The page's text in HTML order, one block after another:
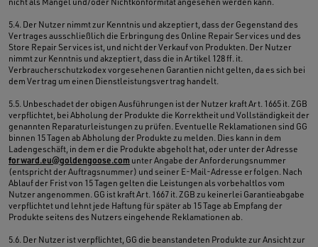
5.4. Der Nutzer nimmt zur Kenntnis und akzeptiert, dass der Gegenstand des
Vertrages ausschließlich die Erbringung des Online Repair Services und des
Store Repair Services ist, und nicht der Verkauf von Produkten. Der Nutzer
nimmt zur Kenntnis und akzeptiert, dass die in Artikel 128 ff. it.
Verbraucherschutzkodex vorgesehenen Garantien nicht gelten, da es sich bei
dem Vertrag um einen Dienstleistungsvertrag handelt.
5.5. Unbeschadet der obigen Ausführungen ist der Nutzer kraft Art. 1665 it. ZGB
verpflichtet, bei Abholung der Produkte die Korrektheit und Vollständigkeit der
genannten Reparaturleistungen zu prüfen. Eventuelle Reklamationen sind GG
binnen 15 Tagen ab Abholung der Produkte zu melden. Dies kann in dem
Ladengeschäft, in dem er die Produkte abgeholt hat, oder unter der Adresse
forward.eu@goldengoose.com unter Angabe der Anforderungsnummer
(entspricht der Auftragsnummer) und seiner E-Mail-Adresse erfolgen. Nach
Ablauf der Frist von 15 Tagen gelten die Leistungen als vorbehaltlos vom
Nutzer angenommen. GG ist kraft Art. 1667 it. ZGB zu keinerlei Garantieabgabe
verpflichtet und lehnt jede Haftung für später ab 15 Tage ab Empfang der
Produkte seitens des Nutzers eingehende Reklamationen ab.
5.6. Der Nutzer ist verpflichtet, GG die beanstandeten Produkte zur Ansicht zur